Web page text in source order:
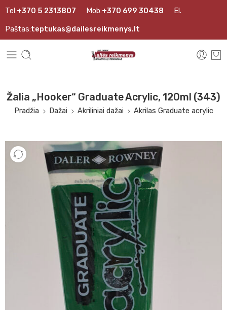
Tel:+370 5 2313807 Mob:+370 699 30438 El.
Paštas:teptukas@dailesreikmenys.lt
Žalia „Hooker“ Graduate Acrylic, 120ml (343)
Pradžia Dažai Akriliniai dažai Akrilas Graduate acrylic